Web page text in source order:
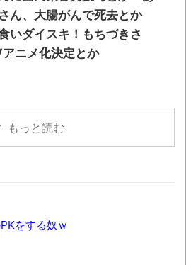
ん、大腸がんで死去とか
食いダイスキ！もちづきさ
ニメ化決定とか
もっと読む
をする奴ｗ